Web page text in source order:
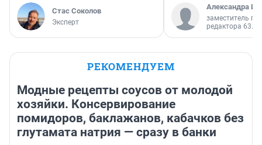
Стас Соколов
Эксперт
Александра
заместитель
редактора 63.RU
РЕКОМЕНДУЕМ
Модные рецепты соусов от молодой
хозяйки. Консервирование
помидоров, баклажанов, кабачков без
глутамата натрия — сразу в банки